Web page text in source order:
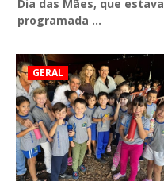
Dia das Mães, que estava
programada …
GERAL